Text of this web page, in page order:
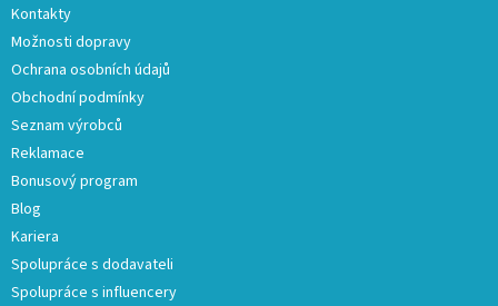
Kontakty
Možnosti dopravy
Ochrana osobních údajů
Obchodní podmínky
Seznam výrobců
Reklamace
Bonusový program
Blog
Kariera
Spolupráce s dodavateli
Spolupráce s influencery